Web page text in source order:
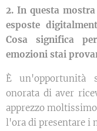
2. In questa
esposte
Cosa significa
emozioni stai
È un'opportunità
onorata di aver
apprezzo
l'ora di presentare i